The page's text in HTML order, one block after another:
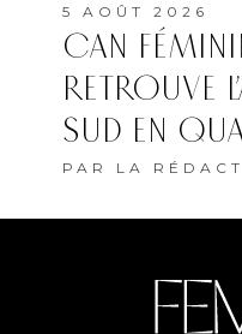
5 AOÛT 2026
CAN
RETROUVE
SUD EN
PAR LA